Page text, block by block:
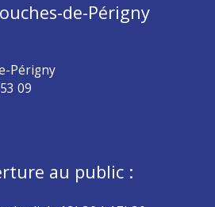
de-Périgny
Périgny
09
au public :